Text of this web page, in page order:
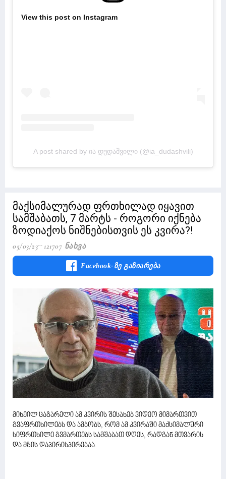
View this post on Instagram
A post shared by ია დუდაშვილი (@ia_dudashvili)
მაქსიმალურად ფრთხილად იყავით
სამშაბათს, 7 მარტს - როგორი იქნება
ზოდიაქოს ნიშნებისთვის ეს კვირა?!
05/03/23 121707 Ნახვა
Facebook-Ზე Გაზიარება
მიხეილ ცაგარელი ამ კვირის შესახებ ვიდეო მიმართვით
გვაფრთხილებს და ამბობს, რომ ამ კვირაში მაქსიმალური
სიფრთხილე გვმართებს სამშაბათ დღეს, რადგან მთვარის
და მზის დაპირისპირებაა.